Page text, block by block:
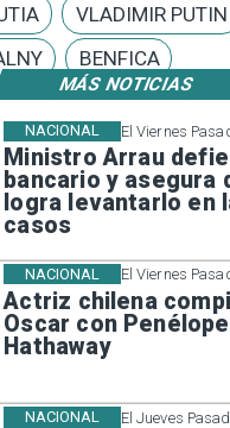
MÁS NOTICIAS
El Viernes
Ministro Arrau
bancario y asegura
logra levantarlo en
casos
NACIONAL
El Viernes
Actriz chilena
Oscar con
Hathaway
NACIONAL
El Jueves
NACIONAL
VLADIMIR PUTIN
BENFICA